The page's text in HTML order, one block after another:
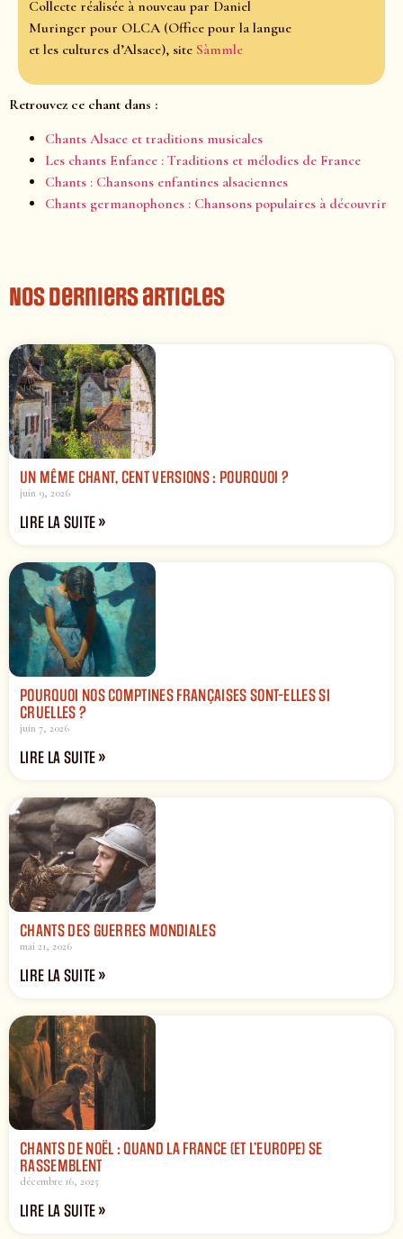
Collecte réalisée à nouveau par Daniel
Muringer pour OLCA (Office pour la langue
et les cultures d’Alsace), site Sàmmle
Retrouvez ce chant dans :
Chants Alsace et traditions musicales
Les chants Enfance : Traditions et mélodies de France
Chants : Chansons enfantines alsaciennes
Chants germanophones : Chansons populaires à découvrir
Nos derniers articles
UN MÊME CHANT, CENT VERSIONS : POURQUOI ?
juin 9, 2026
LIRE LA SUITE »
POURQUOI NOS COMPTINES FRANÇAISES SONT-ELLES SI
CRUELLES ?
juin 7, 2026
LIRE LA SUITE »
CHANTS DES GUERRES MONDIALES
mai 21, 2026
LIRE LA SUITE »
CHANTS DE NOËL : QUAND LA FRANCE (ET L’EUROPE) SE
RASSEMBLENT
décembre 16, 2025
LIRE LA SUITE »